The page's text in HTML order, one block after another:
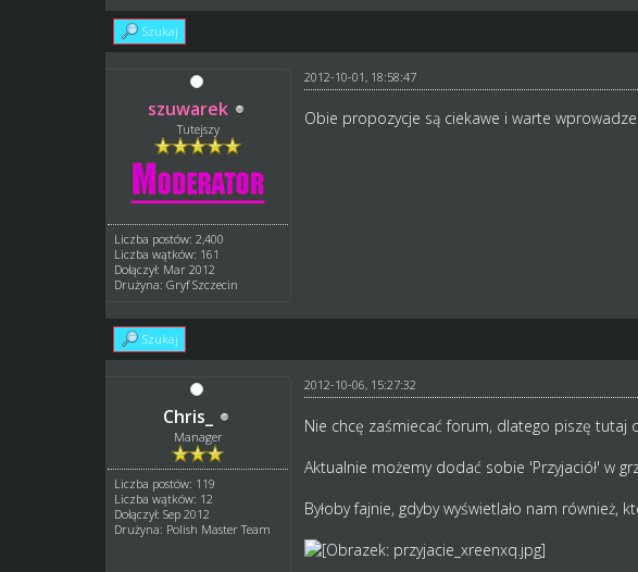
Szukaj
szuwarek
Tutejszy
Liczba postów: 2,400
Liczba wątków: 161
Dołączył: Mar 2012
Drużyna: Gryf Szczecin
2012-10-01, 18:58:47
Obie propozycje są ciekawe i warte
Szukaj
Chris_
Manager
Liczba postów: 119
Liczba wątków: 12
Dołączył: Sep 2012
Drużyna: Polish Master Team
2012-10-06, 15:27:32
Nie chcę zaśmiecać forum, dlatego piszę
Aktualnie możemy dodać sobie 'Przyjaciół' w
Byłoby fajnie, gdyby wyświetlało nam